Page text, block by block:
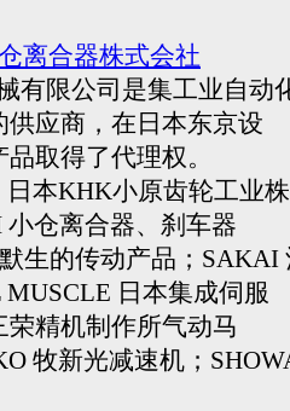
离合器株式会社
限公司是集工业自动
应商，在日本东京设
取得了代理权。
本KHK小原齿轮工业
小仓离合器、刹车器
生的传动产品；SAKAI
日本集成伺服
精机制作所气动马
牧新光减速机；